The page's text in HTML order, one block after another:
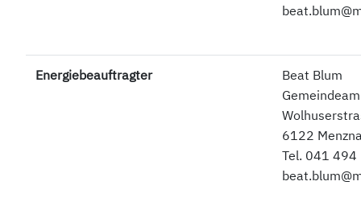
Energiebeauftragter
Beat Blum
6122
Tel. 041